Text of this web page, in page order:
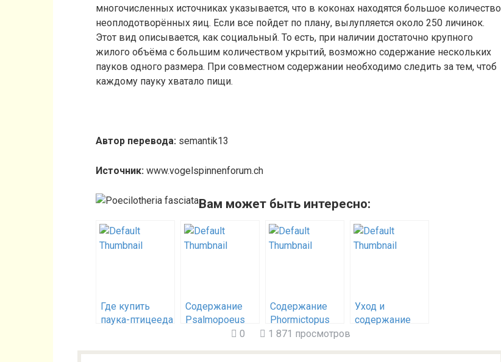
многочисленных источниках указывается, что в коконах находятся большое количество
неоплодотворённых яиц. Если все пойдет по плану, вылупляется около 250 личинок.
Этот вид описывается, как социальный. То есть, при наличии достаточно крупного
жилого объёма с большим количеством укрытий, возможно содержание нескольких
пауков одного размера. При совместном содержании необходимо следить за тем, чтоб
каждому пауку хватало пищи.
Автор перевода: semantik13
Источник: www.vogelspinnenforum.ch
Вам может быть интересно:
Где купить
паука-птицееда
Содержание
Psalmopoeus
Содержание
Phormictopus
cancerides
Уход и
содержание
0 1 871 просмотров